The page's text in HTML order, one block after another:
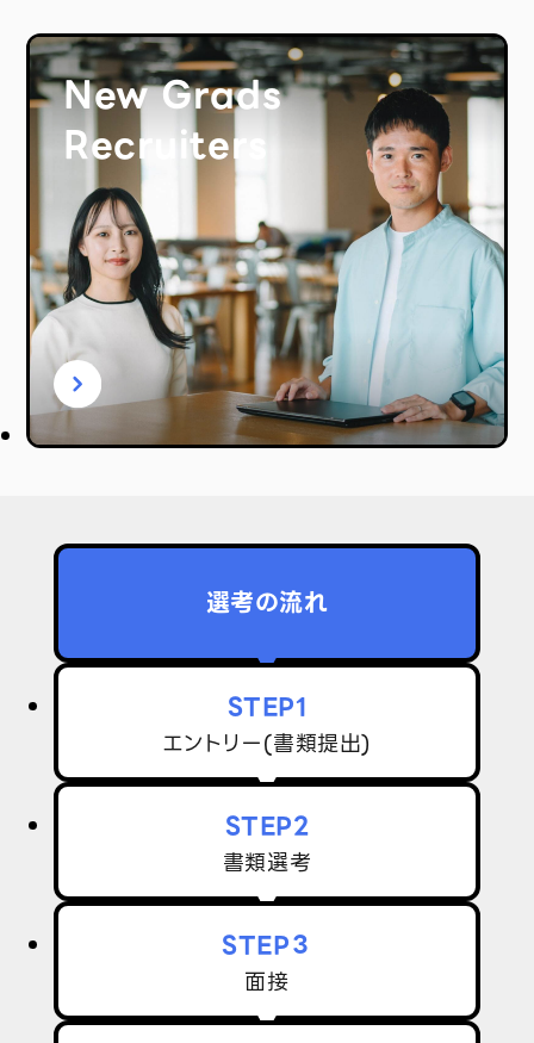
New Grads
Recruiters
選考の流れ
STEP1
エントリー(書類提出)
STEP2
書類選考
STEP３
面接